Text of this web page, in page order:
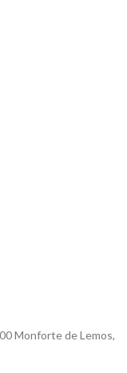
Monforte de Lemos,